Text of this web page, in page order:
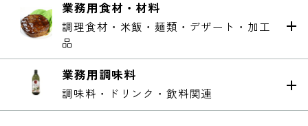
業務用食材・材料
調理食材・米飯・麺類・デザート・加工
品
業務用調味料
調味料・ドリンク・飲料関連